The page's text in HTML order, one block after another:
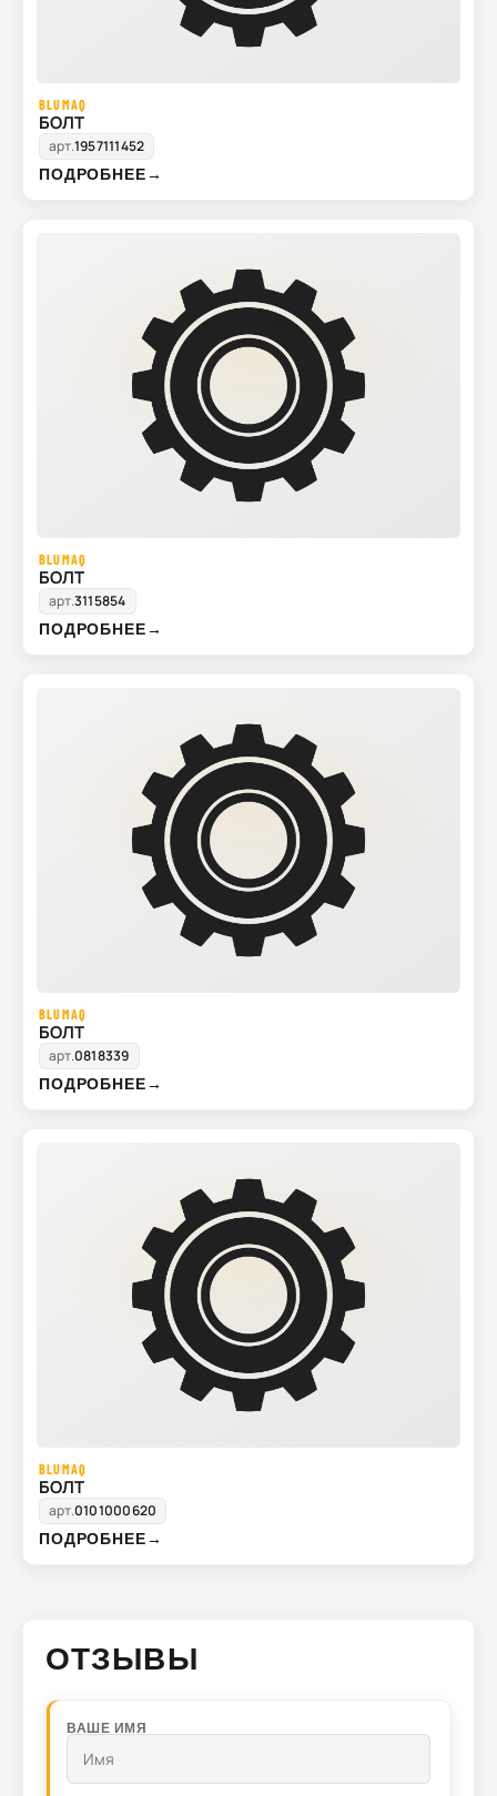
BLUMAQ
БОЛТ
арт.1957111452
ПОДРОБНЕЕ→
BLUMAQ
БОЛТ
арт.3115854
ПОДРОБНЕЕ→
BLUMAQ
БОЛТ
арт.0818339
ПОДРОБНЕЕ→
BLUMAQ
БОЛТ
арт.0101000620
ПОДРОБНЕЕ→
ОТЗЫВЫ
ВАШЕ ИМЯ